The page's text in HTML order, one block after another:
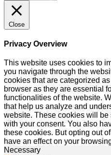
Close
Privacy Overview
This website uses cookies to
you navigate through the
cookies that are categorized
browser as they are essential
functionalities of the website.
that help us analyze and
website. These cookies will
with your consent. You also
these cookies. But opting out
have an effect on your
Necessary